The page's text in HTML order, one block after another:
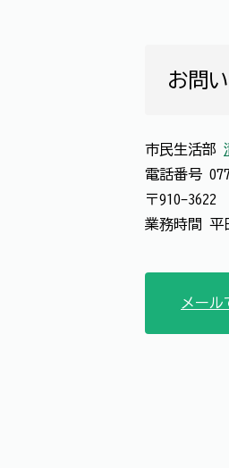
お問
市民生活部
電話番号
〒910-3622
業務時間 平
メール